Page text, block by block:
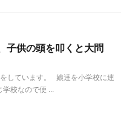
供の頭を叩くと大問
しています。 娘達を小学校に連
校なので便 ...